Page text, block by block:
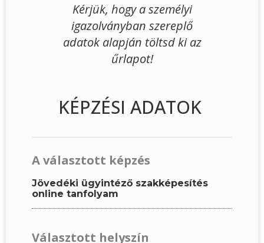
Kérjük, hogy a személyi
igazolványban szereplő
adatok alapján töltsd ki az
űrlapot!
KÉPZÉSI ADATOK
A választott képzés
Jövedéki ügyintéző szakképesítés
online tanfolyam
Választott helyszín